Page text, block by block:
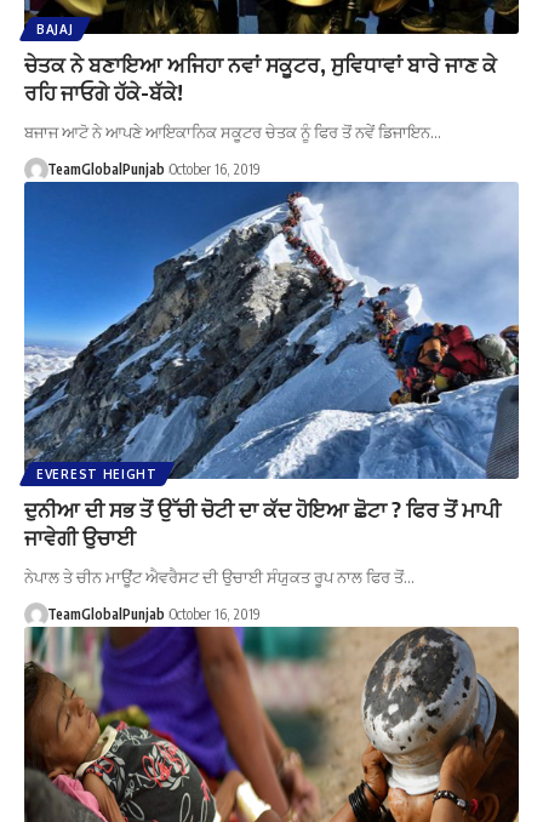
BAJAJ
ਚੇਤਕ ਨੇ ਬਣਾਇਆ ਅਜਿਹਾ ਨਵਾਂ ਸਕੂਟਰ, ਸੁਵਿਧਾਵਾਂ ਬਾਰੇ ਜਾਣ ਕੇ
ਰਹਿ ਜਾਓਗੇ ਹੱਕੇ-ਬੱਕੇ!
ਬਜਾਜ ਆਟੋ ਨੇ ਆਪਣੇ ਆਇਕਾਨਿਕ ਸਕੂਟਰ ਚੇਤਕ ਨੂੰ ਫਿਰ ਤੋਂ ਨਵੇਂ ਡਿਜਾਇਨ…
TeamGlobalPunjab October 16, 2019
EVEREST HEIGHT
ਦੁਨੀਆ ਦੀ ਸਭ ਤੋਂ ਉੱਚੀ ਚੋਟੀ ਦਾ ਕੱਦ ਹੋਇਆ ਛੋਟਾ ? ਫਿਰ ਤੋਂ ਮਾਪੀ
ਜਾਵੇਗੀ ਉਚਾਈ
ਨੇਪਾਲ ਤੇ ਚੀਨ ਮਾਊਂਟ ਐਵਰੈਸਟ ਦੀ ਉਚਾਈ ਸੰਯੁਕਤ ਰੂਪ ਨਾਲ ਫਿਰ ਤੋਂ…
TeamGlobalPunjab October 16, 2019